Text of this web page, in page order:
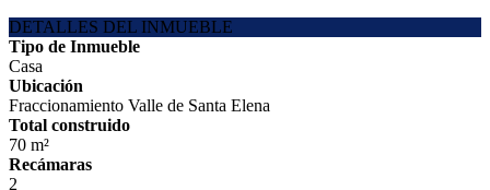
DETALLES DEL INMUEBLE
Tipo de Inmueble
Casa
Ubicación
Fraccionamiento Valle de Santa Elena
Total construido
70 m²
Recámaras
2